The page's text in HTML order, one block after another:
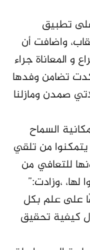
تطبيق
واضافت أن
و المعاناة جراء
تضامن وفدها
صمدن ومازلنا
السماح
من تلقي
للتعافي من
لها، ،وزادت:”
على علم بكل
كيفية تحقيق